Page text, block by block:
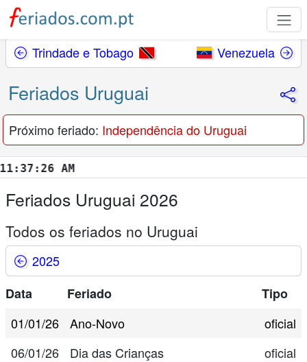
Trindade e Tobago Venezuela
Feriados Uruguai
Próximo feriado: Independência do Uruguai
AM
Feriados Uruguai 2026
Todos os feriados no Uruguai
2025
Data
Feriado
Tipo
01/01/26
Ano-Novo
oficial
06/01/26
Dia das Crianças
oficial